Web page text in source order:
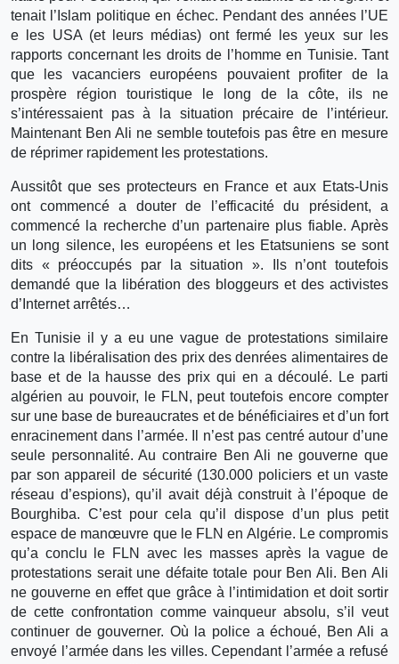
tenait l’Islam politique en échec. Pendant des années l’UE
e les USA (et leurs médias) ont fermé les yeux sur les
rapports concernant les droits de l’homme en Tunisie. Tant
que les vacanciers européens pouvaient profiter de la
prospère région touristique le long de la côte, ils ne
s’intéressaient pas à la situation précaire de l’intérieur.
Maintenant Ben Ali ne semble toutefois pas être en mesure
de réprimer rapidement les protestations.
Aussitôt que ses protecteurs en France et aux Etats-Unis
ont commencé a douter de l’efficacité du président, a
commencé la recherche d’un partenaire plus fiable. Après
un long silence, les européens et les Etatsuniens se sont
dits « préoccupés par la situation ». Ils n’ont toutefois
demandé que la libération des bloggeurs et des activistes
d’Internet arrêtés…
En Tunisie il y a eu une vague de protestations similaire
contre la libéralisation des prix des denrées alimentaires de
base et de la hausse des prix qui en a découlé. Le parti
algérien au pouvoir, le FLN, peut toutefois encore compter
sur une base de bureaucrates et de bénéficiaires et d’un fort
enracinement dans l’armée. Il n’est pas centré autour d’une
seule personnalité. Au contraire Ben Ali ne gouverne que
par son appareil de sécurité (130.000 policiers et un vaste
réseau d’espions), qu’il avait déjà construit à l’époque de
Bourghiba. C’est pour cela qu’il dispose d’un plus petit
espace de manœuvre que le FLN en Algérie. Le compromis
qu’a conclu le FLN avec les masses après la vague de
protestations serait une défaite totale pour Ben Ali. Ben Ali
ne gouverne en effet que grâce à l’intimidation et doit sortir
de cette confrontation comme vainqueur absolu, s’il veut
continuer de gouverner. Où la police a échoué, Ben Ali a
envoyé l’armée dans les villes. Cependant l’armée a refusé